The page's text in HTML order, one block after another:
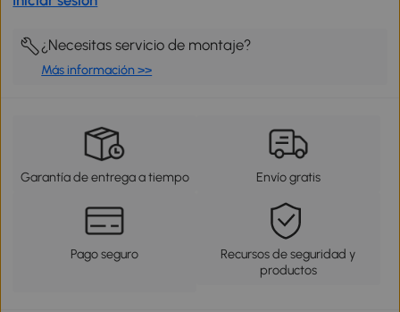
¿Necesitas servicio de montaje?
Más información >>
Garantía de entrega a tiempo Envío gratis
Pago seguro
Recursos de seguridad y
productos